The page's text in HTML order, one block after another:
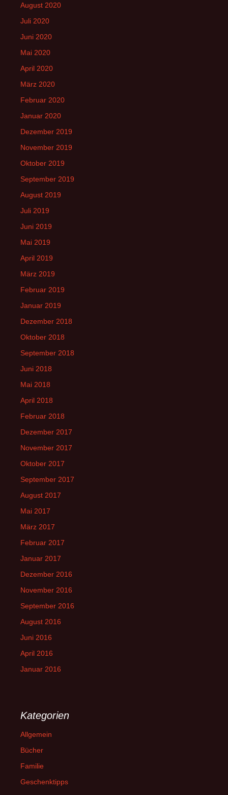
August 2020
Juli 2020
Juni 2020
Mai 2020
April 2020
März 2020
Februar 2020
Januar 2020
Dezember 2019
November 2019
Oktober 2019
September 2019
August 2019
Juli 2019
Juni 2019
Mai 2019
April 2019
März 2019
Februar 2019
Januar 2019
Dezember 2018
Oktober 2018
September 2018
Juni 2018
Mai 2018
April 2018
Februar 2018
Dezember 2017
November 2017
Oktober 2017
September 2017
August 2017
Mai 2017
März 2017
Februar 2017
Januar 2017
Dezember 2016
November 2016
September 2016
August 2016
Juni 2016
April 2016
Januar 2016
Kategorien
Allgemein
Bücher
Familie
Geschenktipps